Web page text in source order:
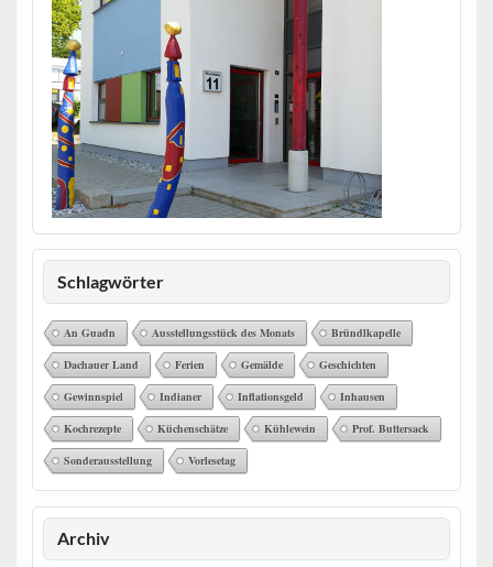
Schlagwörter
An Guadn Ausstellungsstück des Monats Bründlkapelle
Dachauer Land Ferien Gemälde Geschichten
Gewinnspiel Indianer Inflationsgeld Inhausen
Kochrezepte Küchenschätze Kühlewein Prof. Buttersack
Sonderausstellung Vorlesetag
Archiv